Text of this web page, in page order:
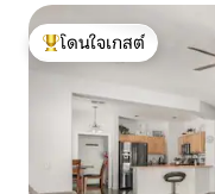
โดนใจเกสต์ที่สุด
โดนใจเกสต์